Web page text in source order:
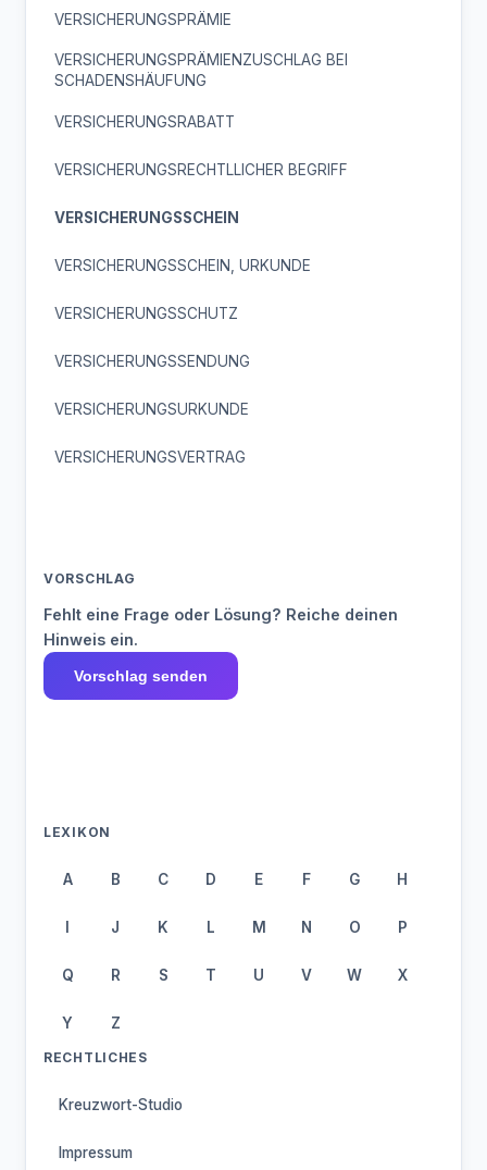
VERSICHERUNGSPRÄMIE
VERSICHERUNGSPRÄMIENZUSCHLAG BEI
SCHADENSHÄUFUNG
VERSICHERUNGSRABATT
VERSICHERUNGSRECHTLLICHER BEGRIFF
VERSICHERUNGSSCHEIN
VERSICHERUNGSSCHEIN, URKUNDE
VERSICHERUNGSSCHUTZ
VERSICHERUNGSSENDUNG
VERSICHERUNGSURKUNDE
VERSICHERUNGSVERTRAG
VORSCHLAG
Fehlt eine Frage oder Lösung? Reiche deinen
Hinweis ein.
Vorschlag senden
LEXIKON
A B C D E F G H
I J K L M N O P
Q R S T U V W X
Y Z
RECHTLICHES
Kreuzwort-Studio
Impressum